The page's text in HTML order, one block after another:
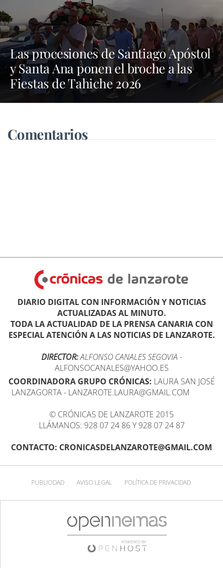
Las procesiones de Santiago Apóstol
y Santa Ana ponen el broche a las
Fiestas de Tahiche 2026
Comentarios
DIARIO DIGITAL CON INFORMACIÓN Y NOTICIAS
ACTUALIZADAS AL MINUTO.
TODA LA ACTUALIDAD DE LA PRENSA CANARIA CON
ESPECIAL ATENCIÓN A LAS NOTICIAS DE LANZAROTE.
DIRECTOR:ALFONSO CANALES SEGOVIA -
ALFONSOCANALES@YAHOO.ES
COORDINADORA GRUPO CRÓNICAS: LAURA SAN JOSÉ
LANZAGORTA - LANZAROTE.LAURA@GMAIL.COM
© CRÓNICAS DE LANZAROTE 2015
LLÁMANOS: 928 07 24 86 Y 928 07 24 87
CONTACTO: CRONICASDELANZAROTE@GMAIL.COM
PUBLICIDAD AVISO LEGAL POLÍTICA DE PRIVACIDAD